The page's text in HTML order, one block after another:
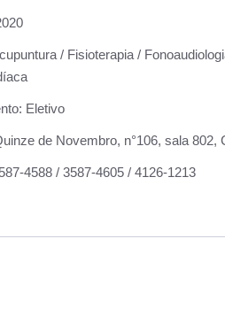
/ Fisioterapia /
Eletivo
de Novembro, n°106, sala
4588 / 3587-4605 / 4126-1213